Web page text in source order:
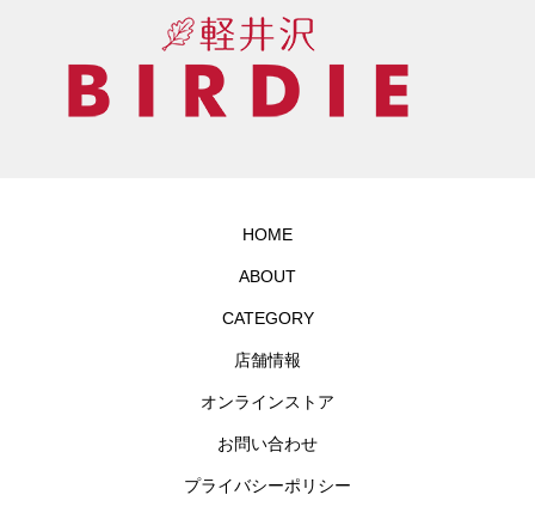
HOME
ABOUT
CATEGORY
店舗情報
オンラインストア
お問い合わせ
プライバシーポリシー